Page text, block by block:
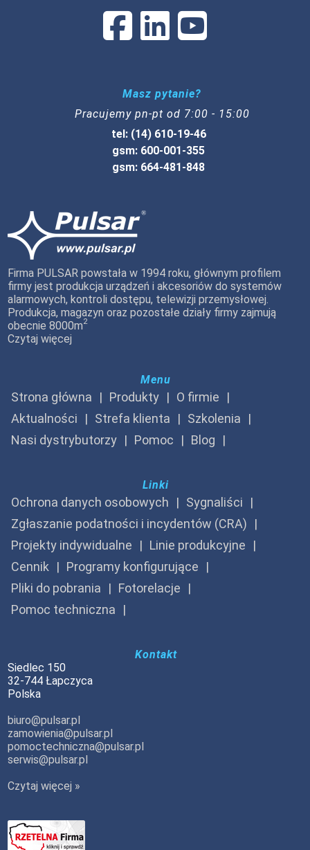
Masz pytanie?
Pracujemy pn-pt od 7:00 - 15:00
tel: (14) 610-19-46
gsm: 600-001-355
gsm: 664-481-848
Firma PULSAR powstała w 1994 roku, głównym profilem
firmy jest produkcja urządzeń i akcesoriów do systemów
alarmowych, kontroli dostępu, telewizji przemysłowej.
Produkcja, magazyn oraz pozostałe działy firmy zajmują
obecnie 8000m2
Czytaj więcej
Menu
Strona główna Produkty
O firmie
Aktualności
Strefa klienta
Szkolenia
Nasi dystrybutorzy
Pomoc Blog
Linki
Ochrona danych osobowych
Sygnaliści
Zgłaszanie podatności i incydentów (CRA)
Projekty indywidualne
Linie produkcyjne
Cennik
Programy konfigurujące
Pliki do pobrania
Fotorelacje
Pomoc techniczna
Kontakt
Siedlec 150
32-744 Łapczyca
Polska
biuro@pulsar.pl
zamowienia@pulsar.pl
pomoctechniczna@pulsar.pl
serwis@pulsar.pl
Czytaj więcej »